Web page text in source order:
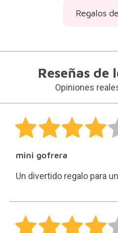
Regalos
Reseñas de
Opiniones
mini gofrera
Un divertido regalo para